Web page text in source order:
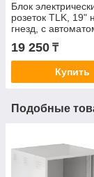
Блок
розеток TLK, 19"
гнезд, с
19 250 ₸
Купить
Подобные